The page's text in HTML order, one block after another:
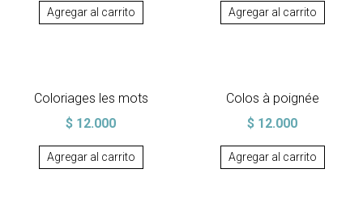
Agregar al carrito Agregar al carrito
Coloriages les mots
$ 12.000
Agregar al carrito
Colos à poignée
$ 12.000
Agregar al carrito